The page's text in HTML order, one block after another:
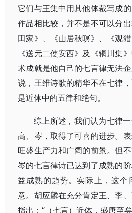
它们与王集中用其他体裁写成
作品相比较，并不是不可以分
田家》、《山居秋暝》、《观猎
《送元二使安西》及《辋川集
术成就是他自己的七言律无法
说，王维诗歌的精华不在七律
是近体中的五律和绝句。
综上所述，我们认为七律一
高、岑，取得了可喜的进步。
旺盛生产力和广阔的前景。但不
岑的七言律诗已达到了成熟的
益成熟的趋势。实际上，这个
意。胡应麟在充分肯定王、李
指出：“（七言）近体，盛唐至